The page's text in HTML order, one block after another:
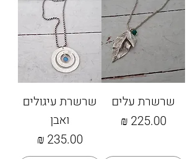
שרשרת עלים
מחיר
שרשרת עיגולים
ואבן
מחיר